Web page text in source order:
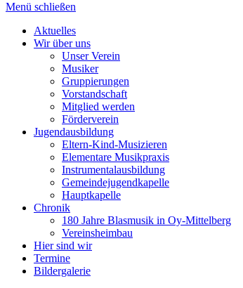
Menü schließen
Aktuelles
Wir über uns
Unser Verein
Musiker
Gruppierungen
Vorstandschaft
Mitglied werden
Förderverein
Jugendausbildung
Eltern-Kind-Musizieren
Elementare Musikpraxis
Instrumentalausbildung
Gemeindejugendkapelle
Hauptkapelle
Chronik
180 Jahre Blasmusik in Oy-Mittelberg
Vereinsheimbau
Hier sind wir
Termine
Bildergalerie